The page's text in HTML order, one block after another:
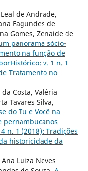
de Andrade,
Fagundes de
Gomes, Zenaide de
panorama sócio-
na função de
v. 1 n. 1
Tratamento no
Costa, Valéria
Tavares Silva,
do Tu e Você na
pernambucanos
n. 1 (2018): Tradições
historicidade da
Luiza Neves